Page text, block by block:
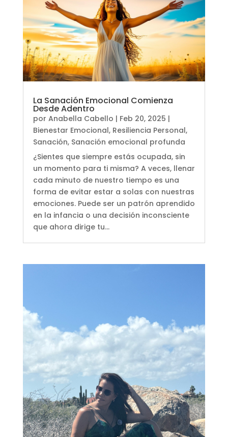
La Sanación Emocional Comienza
Desde Adentro
por Anabella Cabello | Feb 20, 2025 |
Bienestar Emocional, Resiliencia Personal,
Sanación, Sanación emocional profunda
¿Sientes que siempre estás ocupada, sin
un momento para ti misma? A veces, llenar
cada minuto de nuestro tiempo es una
forma de evitar estar a solas con nuestras
emociones. Puede ser un patrón aprendido
en la infancia o una decisión inconsciente
que ahora dirige tu...